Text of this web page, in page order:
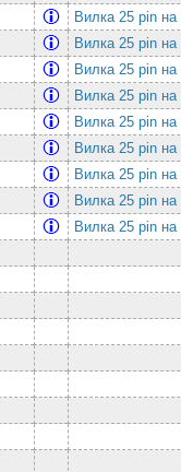
Вилка 25 pin
Вилка 25 pin
Вилка 25 pin
Вилка 25 pin
Вилка 25 pin
Вилка 25 pin
Вилка 25 pin
Вилка 25 pin
Вилка 25 pin